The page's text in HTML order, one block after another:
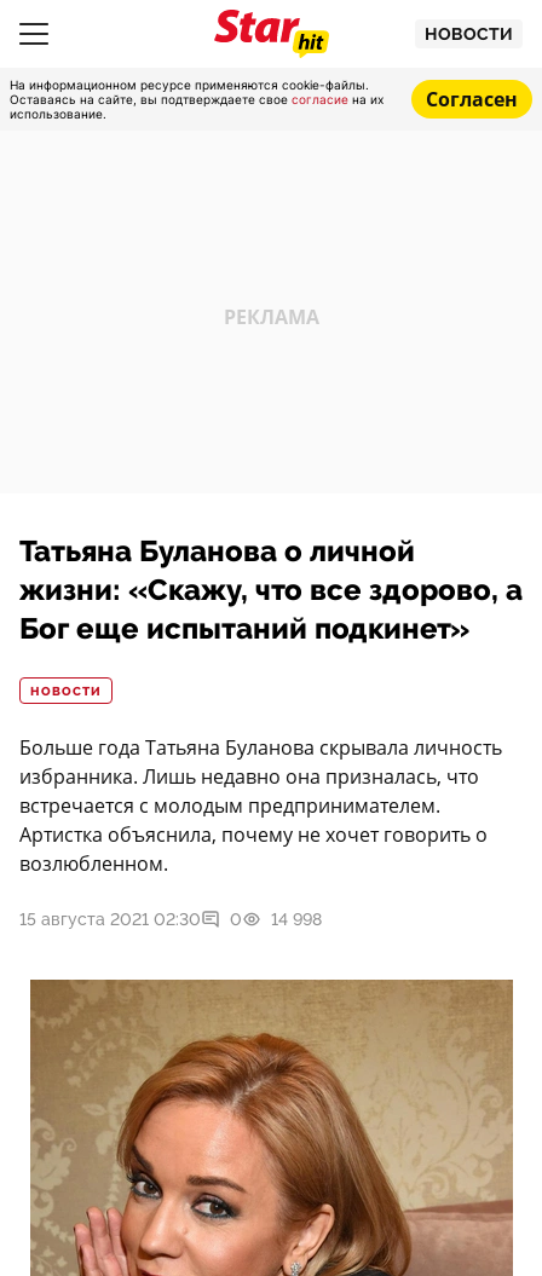
НОВОСТИ
На информационном ресурсе применяются cookie-файлы.
Оставаясь на сайте, вы подтверждаете свое согласие на их
использование.
Согласен
Татьяна Буланова о личной
жизни: «Скажу, что все здорово, а
Бог еще испытаний подкинет»
НОВОСТИ
Больше года Татьяна Буланова скрывала личность
избранника. Лишь недавно она призналась, что
встречается с молодым предпринимателем.
Артистка объяснила, почему не хочет говорить о
возлюбленном.
15 августа 2021 02:30 0 14 998